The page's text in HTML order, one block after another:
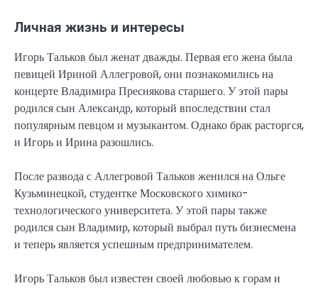
Личная жизнь и интересы
Игорь Тальков был женат дважды. Первая его жена была
певицей Ириной Аллегровой, они познакомились на
концерте Владимира Преснякова старшего. У этой пары
родился сын Александр, который впоследствии стал
популярным певцом и музыкантом. Однако брак расторгся,
и Игорь и Ирина разошлись.
После развода с Аллегровой Тальков женился на Ольге
Кузьминецкой, студентке Московского химико-
технологического университета. У этой пары также
родился сын Владимир, который выбрал путь бизнесмена
и теперь является успешным предпринимателем.
Игорь Тальков был известен своей любовью к горам и